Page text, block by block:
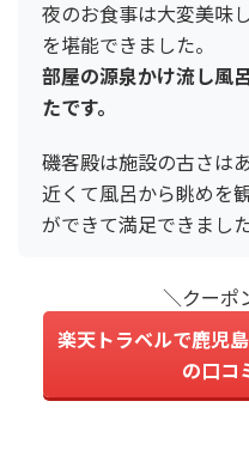
夜のお食事は大変美味
を堪能できました。
部屋の源泉かけ流し風
たです。
磯客殿は施設の古さは
近くて風呂から眺めを
ができて満足できました
＼クーポ
楽天トラベルで鹿
の口コ